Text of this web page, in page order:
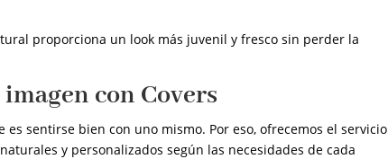
proporciona un look más juvenil y fresco sin perder la
con Covers
es sentirse bien con uno mismo. Por eso, ofrecemos el servicio
y personalizados según las necesidades de cada